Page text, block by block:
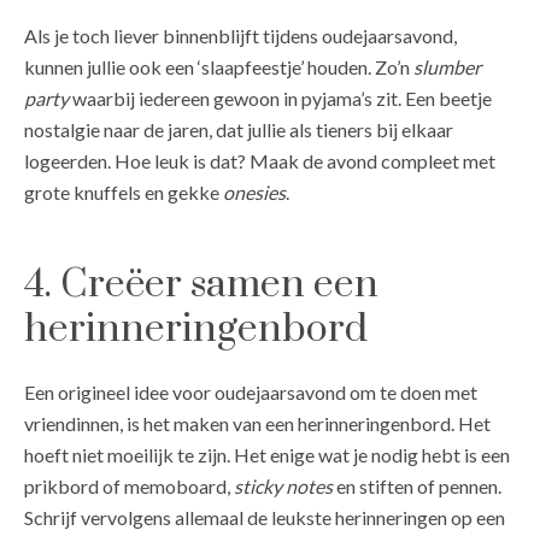
Als je toch liever binnenblijft tijdens oudejaarsavond,
kunnen jullie ook een ‘slaapfeestje’ houden. Zo’n slumber
partywaarbij iedereen gewoon in pyjama’s zit. Een beetje
nostalgie naar de jaren, dat jullie als tieners bij elkaar
logeerden. Hoe leuk is dat? Maak de avond compleet met
grote knuffels en gekke onesies.
4. Creëer samen een
herinneringenbord
Een origineel idee voor oudejaarsavond om te doen met
vriendinnen, is het maken van een herinneringenbord. Het
hoeft niet moeilijk te zijn. Het enige wat je nodig hebt is een
prikbord of memoboard, sticky notesen stiften of pennen.
Schrijf vervolgens allemaal de leukste herinneringen op een